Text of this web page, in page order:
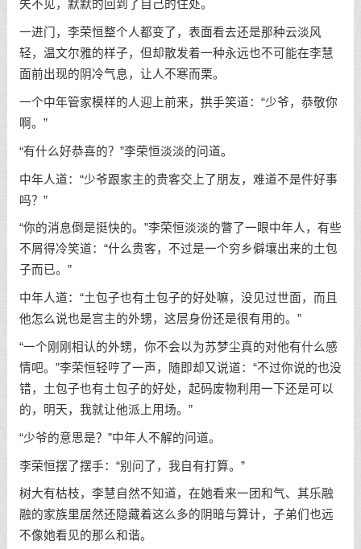
失不见，默默的回到了自己的住处。
一进门，李荣恒整个人都变了，表面看去还是那种云淡风
轻，温文尔雅的样子，但却散发着一种永远也不可能在李慧
面前出现的阴冷气息，让人不寒而栗。
一个中年管家模样的人迎上前来，拱手笑道：“少爷，恭敬你
啊。”
“有什么好恭喜的？”李荣恒淡淡的问道。
中年人道：“少爷跟家主的贵客交上了朋友，难道不是件好事
吗？”
“你的消息倒是挺快的。”李荣恒淡淡的瞥了一眼中年人，有些
不屑得冷笑道：“什么贵客，不过是一个穷乡僻壤出来的土包
子而已。”
中年人道：“土包子也有土包子的好处嘛，没见过世面，而且
他怎么说也是宫主的外甥，这层身份还是很有用的。”
“一个刚刚相认的外甥，你不会以为苏梦尘真的对他有什么感
情吧。”李荣恒轻哼了一声，随即却又说道：“不过你说的也没
错，土包子也有土包子的好处，起码废物利用一下还是可以
的，明天，我就让他派上用场。”
“少爷的意思是？”中年人不解的问道。
李荣恒摆了摆手：“别问了，我自有打算。”
树大有枯枝，李慧自然不知道，在她看来一团和气、其乐融
融的家族里居然还隐藏着这么多的阴暗与算计，子弟们也远
不像她看见的那么和谐。